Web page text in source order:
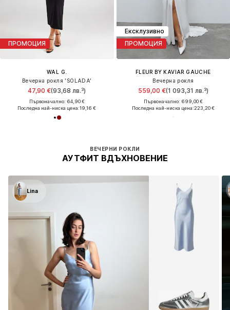
ПРОМОЦИЯ
WAL G.
Вечерна рокля 'SOLADA'
47,90 €(93,68 лв.³)
Първоначално: 64,90 €
Последна най-ниска цена:19,16 €
Ексклузивно
ПРОМОЦИЯ
FLEUR BY KAVIAR GAUCHE
Вечерна рокля
559,00 €(1 093,31 лв.³)
Първоначално: 699,00 €
Последна най-ниска цена:223,20 €
ВЕЧЕРНИ РОКЛИ
АУТФИТ ВДЪХНОВЕНИЕ
Lina